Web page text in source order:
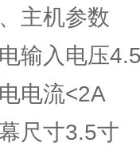
机参数
入电压
流<2A
寸3.5寸